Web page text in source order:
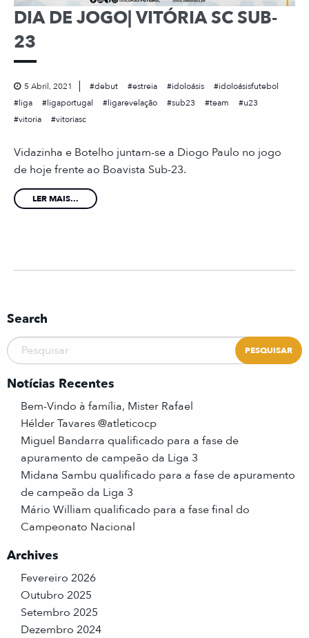
DIA DE JOGO| VITÓRIA SC SUB-
23
5 Abril, 2021 debut estreia idoloásis
idoloásisfutebol
liga
ligaportugal ligarevelação sub23 team
u23
vitoria
vitoriasc
Vidazinha e Botelho juntam-se a Diogo Paulo no jogo
de hoje frente ao Boavista Sub-23.
LER MAIS...
Search
Notícias Recentes
Bem-Vindo à família, Mister Rafael
Hélder Tavares @atleticocp
Miguel Bandarra qualificado para a fase de
apuramento de campeão da Liga 3
Midana Sambu qualificado para a fase de apuramento
de campeão da Liga 3
Mário William qualificado para a fase final do
Campeonato Nacional
Archives
Fevereiro 2026
Outubro 2025
Setembro 2025
Dezembro 2024